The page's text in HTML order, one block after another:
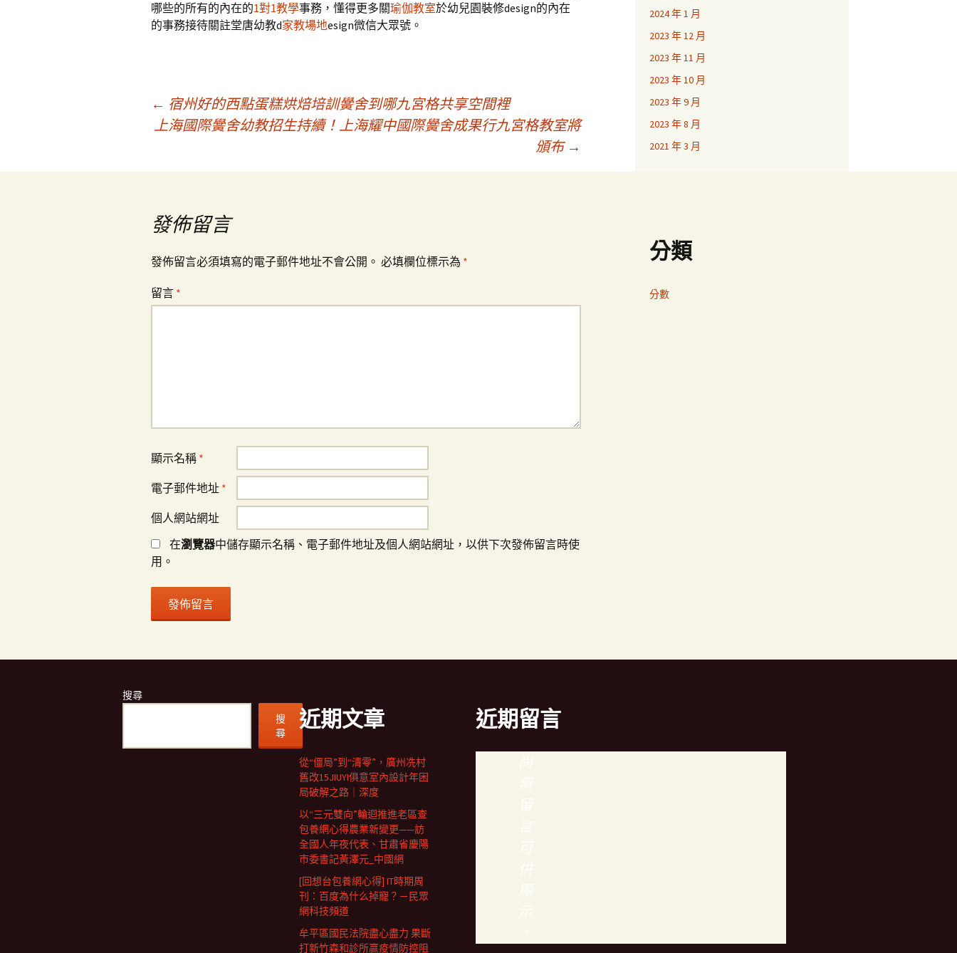
哪些的所有的內在的1對1教學事務，懂得更多關瑜伽教室於幼兒園裝修design的內在
的事務接待關註堂唐幼教d家教場地esign微信大眾號。
← 宿州好的西點蛋糕烘焙培訓黌舍到哪九宮格共享空間裡
上海國際黌舍幼教招生持續！上海耀中國際黌舍成果行九宮格教室將
頒布 →
發佈留言
發佈留言必須填寫的電子郵件地址不會公開。 必填欄位標示為 *
留言 *
顯示名稱 *
電子郵件地址 *
個人網站網址
在瀏覽器中儲存顯示名稱、電子郵件地址及個人網站網址，以供下次發佈留言時使
用。
2024 年 1 月
2023 年 12 月
2023 年 11 月
2023 年 10 月
2023 年 9 月
2023 年 8 月
2021 年 3 月
分類
分數
搜尋
搜
尋
近期文章
從“僵局”到“清零”，廣州冼村
舊改15JIUYI俱意室內設計年困
局破解之路｜深度
以“三元雙向”輪迴推進老區查
包養網心得農業新變更——訪
全國人年夜代表、甘肅省慶陽
市委書記黃澤元_中國網
[回想台包養網心得] IT時期周
刊：百度為什么掉寵？－民眾
網科技頻道
牟平區國民法院盡心盡力 果斷
打新竹森和診所贏疫情防控阻
近期留言
尚
無
留
言
可
供
顯
示
。